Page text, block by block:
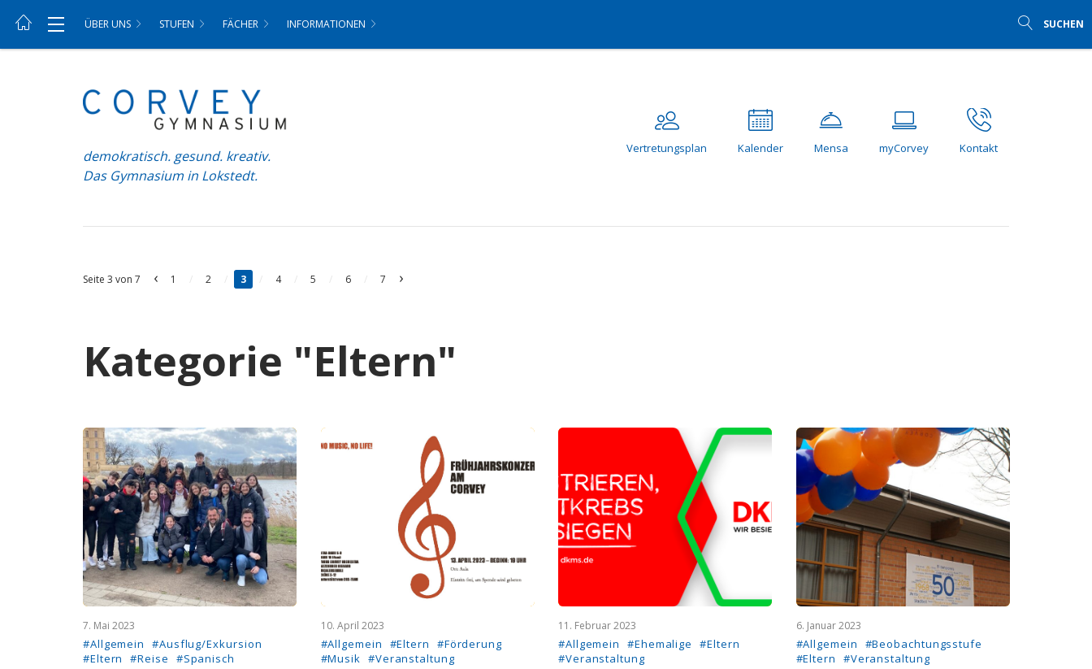
ÜBER UNS STUFEN FÄCHER INFORMATIONEN SUCHEN
demokratisch. gesund. kreativ.
Das Gymnasium in Lokstedt.
Vertretungsplan Kalender Mensa myCorvey Kontakt
Seite 3 von 7 ‹ 1 2 3 4 5 6 7 ›
Kategorie "Eltern"
7. Mai 2023
#Allgemein
#Ausflug/Exkursion
#Eltern
#Reise #Spanisch
10. April 2023
#Allgemein #Eltern
#Förderung
#Musik #Veranstaltung
11. Februar 2023
#Allgemein #Ehemalige
#Eltern
#Veranstaltung
6. Januar 2023
#Allgemein
#Beobachtungsstufe
#Eltern
#Veranstaltung